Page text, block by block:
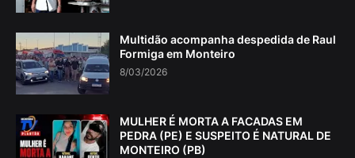
Multidão acompanha despedida de Raul
Formiga em Monteiro
8/03/2026
MULHER É MORTA A FACADAS EM
PEDRA (PE) E SUSPEITO É NATURAL DE
MONTEIRO (PB)